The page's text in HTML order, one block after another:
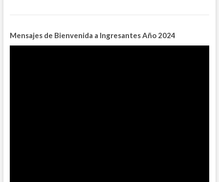
Mensajes de Bienvenida a Ingresantes Año 2024